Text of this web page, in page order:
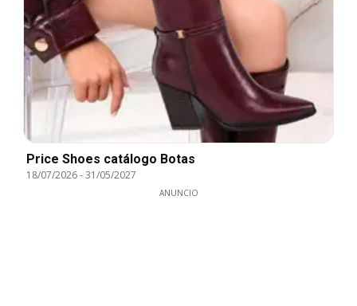
Price Shoes catálogo Botas
18/07/2026-31/05/2027
ANUNCIO